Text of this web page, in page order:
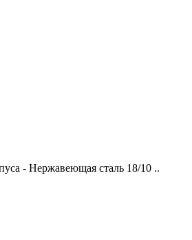
- Нержавеющая сталь 18/10 ..